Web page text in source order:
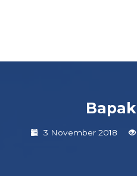
3 November 2018